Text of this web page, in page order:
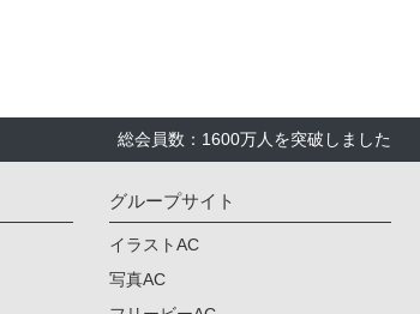
総会員数：1600万人を突破しました
グループサイト
イラストAC
写真AC